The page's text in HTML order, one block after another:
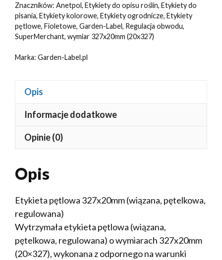
(41-
121)
100szt
Znaczników: Anetpol, Etykiety do opisu roślin, Etykiety do
pisania, Etykiety kolorowe, Etykiety ogrodnicze, Etykiety
pętlowe, Fioletowe, Garden-Label, Regulacja obwodu,
SuperMerchant, wymiar 327x20mm (20x327)
Marka: Garden-Label.pl
Opis
Informacje dodatkowe
Opinie (0)
Opis
Etykieta pętlowa 327x20mm (wiązana, pętelkowa,
regulowana)
Wytrzymała etykieta pętlowa (wiązana,
pętelkowa, regulowana) o wymiarach 327x20mm
(20×327), wykonana z odpornego na warunki